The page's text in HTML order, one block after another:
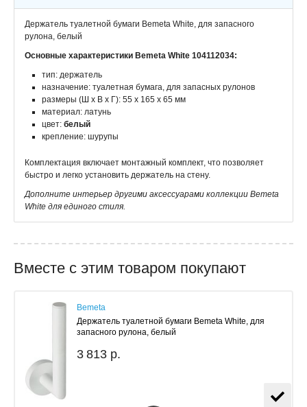
Держатель туалетной бумаги Bemeta White, для запасного
рулона, белый
Основные характеристики Bemeta White 104112034:
тип: держатель
назначение: туалетная бумага, для запасных рулонов
размеры (Ш х В х Г): 55 х 165 х 65 мм
материал: латунь
цвет: белый
крепление: шурупы
Комплектация включает монтажный комплект, что позволяет
быстро и легко установить держатель на стену.
Дополните интерьер другими аксессуарами коллекции Bemeta
White для единого стиля.
Вместе с этим товаром покупают
Bemeta
Держатель туалетной бумаги Bemeta White, для
запасного рулона, белый
3 813 р.